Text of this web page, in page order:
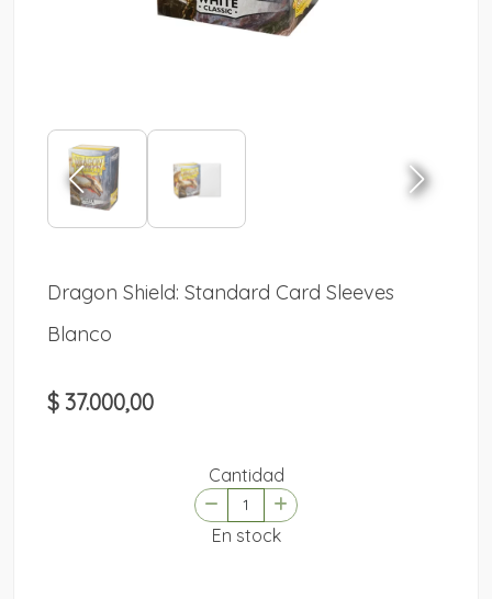
Dragon Shield: Standard Card Sleeves
Blanco
$ 37.000,00
Cantidad
En stock